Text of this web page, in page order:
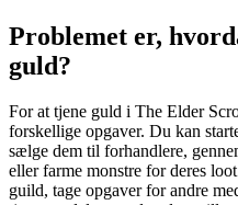
Problemet er,
guld?
For at tjene guld i The Elder
forskellige opgaver. Du kan
sælge dem til forhandlere,
eller farme monstre for deres
guild, tage opgaver for andre